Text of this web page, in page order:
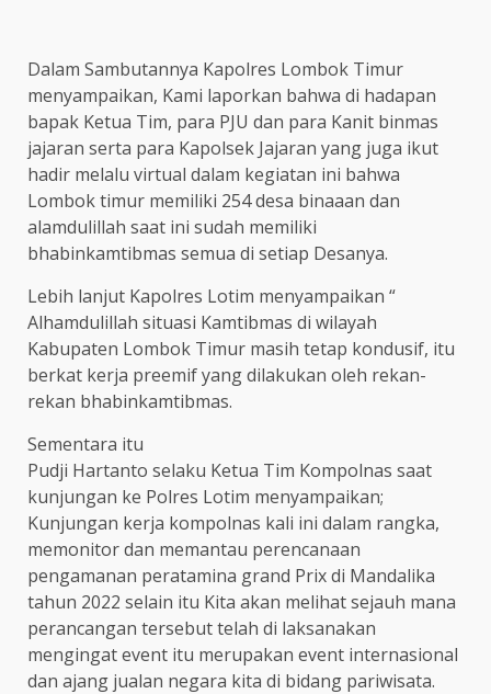
Dalam Sambutannya Kapolres Lombok Timur
menyampaikan, Kami laporkan bahwa di hadapan
bapak Ketua Tim, para PJU dan para Kanit binmas
jajaran serta para Kapolsek Jajaran yang juga ikut
hadir melalu virtual dalam kegiatan ini bahwa
Lombok timur memiliki 254 desa binaaan dan
alamdulillah saat ini sudah memiliki
bhabinkamtibmas semua di setiap Desanya.
Lebih lanjut Kapolres Lotim menyampaikan “
Alhamdulillah situasi Kamtibmas di wilayah
Kabupaten Lombok Timur masih tetap kondusif, itu
berkat kerja preemif yang dilakukan oleh rekan-
rekan bhabinkamtibmas.
Sementara itu
Pudji Hartanto selaku Ketua Tim Kompolnas saat
kunjungan ke Polres Lotim menyampaikan;
Kunjungan kerja kompolnas kali ini dalam rangka,
memonitor dan memantau perencanaan
pengamanan peratamina grand Prix di Mandalika
tahun 2022 selain itu Kita akan melihat sejauh mana
perancangan tersebut telah di laksanakan
mengingat event itu merupakan event internasional
dan ajang jualan negara kita di bidang pariwisata.